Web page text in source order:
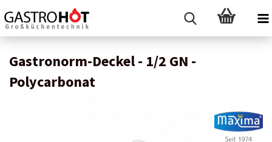
Gastronorm-Deckel - 1/2 GN -
Polycarbonat